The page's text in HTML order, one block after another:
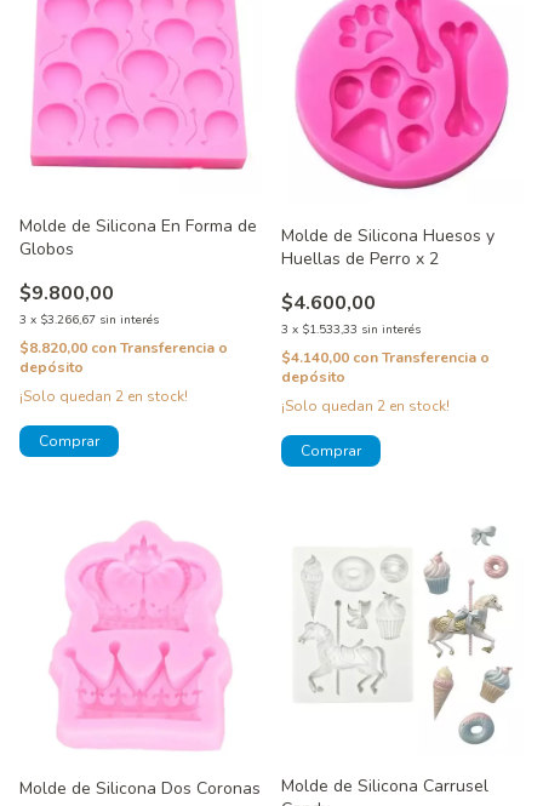
Molde de Silicona En Forma de
Globos
$9.800,00
3 x $3.266,67 sin interés
$8.820,00 conTransferencia o
depósito
¡Solo quedan 2 en stock!
Molde de Silicona Huesos y
Huellas de Perro x 2
$4.600,00
3 x $1.533,33 sin interés
$4.140,00 conTransferencia o
depósito
¡Solo quedan 2 en stock!
Molde de Silicona Dos Coronas
Molde de Silicona Carrusel